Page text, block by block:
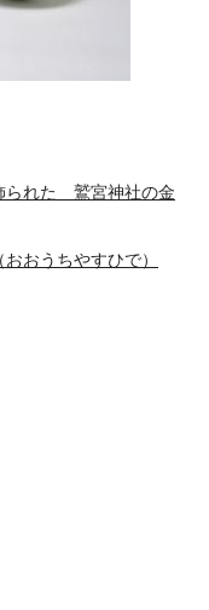
られた 鷲宮神社の金
おうちやすひで）